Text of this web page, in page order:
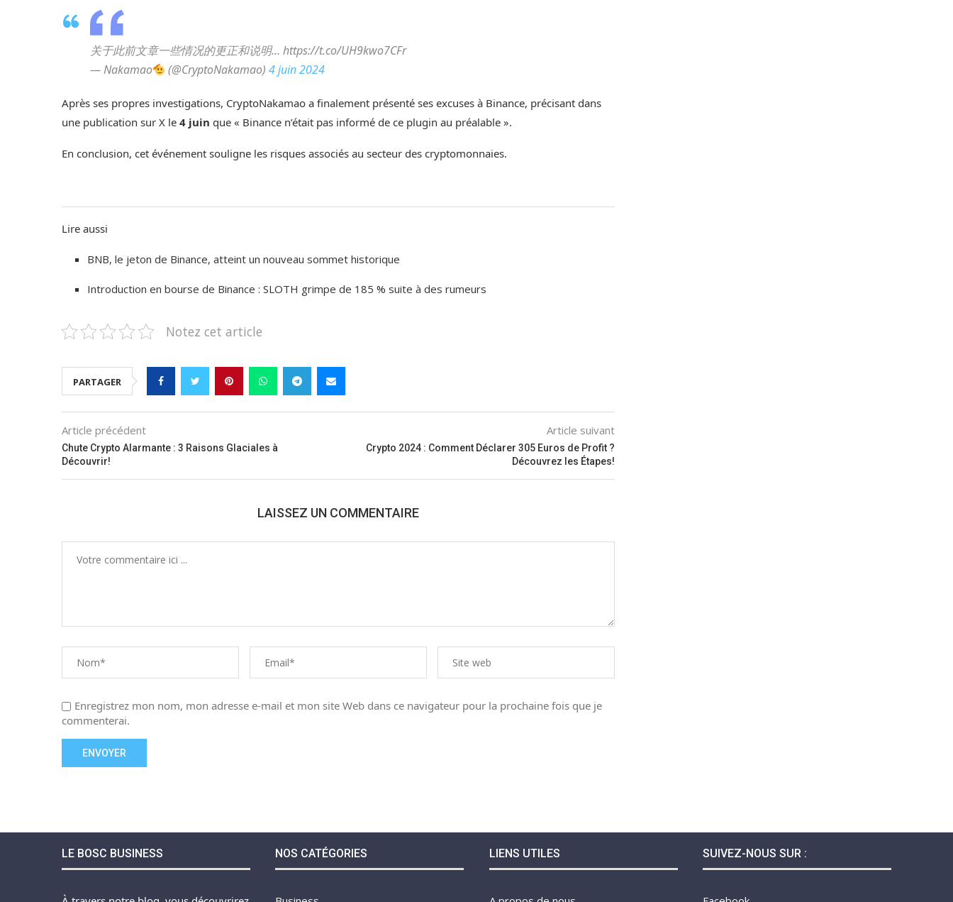
关于此前文章一些情况的更正和说明… https://t.co/UH9kwo7CFr
— Nakamao
(@CryptoNakamao)4 juin 2024
Après ses propres investigations, CryptoNakamao a finalement présenté ses excuses à Binance, précisant dans
une publication sur X le 4 juin que « Binance n’était pas informé de ce plugin au préalable ».
En conclusion, cet événement souligne les risques associés au secteur des cryptomonnaies.
Lire aussi
BNB, le jeton de Binance, atteint un nouveau sommet historique
Introduction en bourse de Binance : SLOTH grimpe de 185 % suite à des rumeurs
Notez cet article
PARTAGER
Article précédent
Chute Crypto Alarmante : 3 Raisons Glaciales à
Découvrir!
Article suivant
Crypto 2024 : Comment Déclarer 305 Euros de Profit ?
Découvrez les Étapes!
LAISSEZ UN COMMENTAIRE
Enregistrez mon nom, mon adresse e-mail et mon site Web dans ce navigateur pour la prochaine fois que je
commenterai.
LE BOSC BUSINESS NOS CATÉGORIES LIENS UTILES SUIVEZ-NOUS SUR :